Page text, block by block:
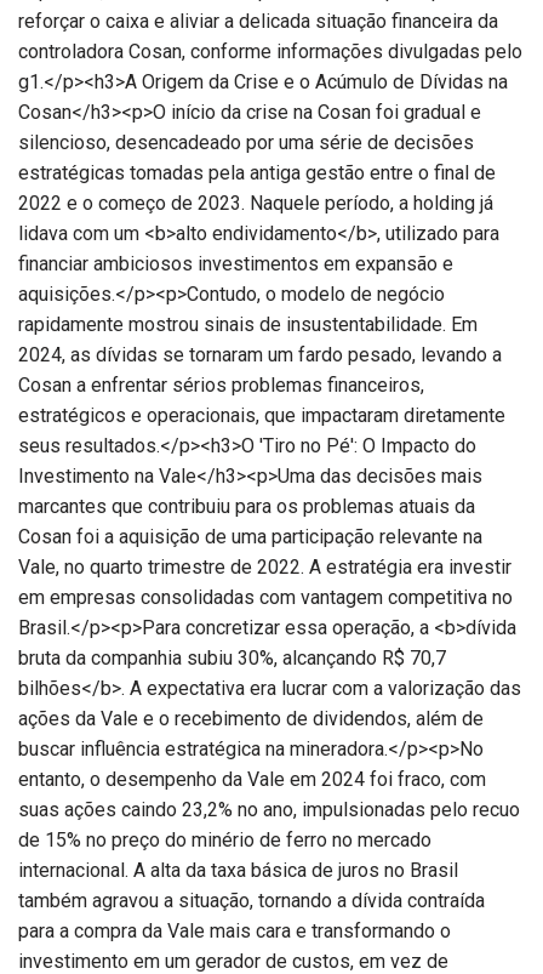
reforçar o caixa e aliviar a delicada situação financeira da
controladora Cosan, conforme informações divulgadas pelo
g1.</p><h3>A Origem da Crise e o Acúmulo de Dívidas na
Cosan</h3><p>O início da crise na Cosan foi gradual e
silencioso, desencadeado por uma série de decisões
estratégicas tomadas pela antiga gestão entre o final de
2022 e o começo de 2023. Naquele período, a holding já
lidava com um <b>alto endividamento</b>, utilizado para
financiar ambiciosos investimentos em expansão e
aquisições.</p><p>Contudo, o modelo de negócio
rapidamente mostrou sinais de insustentabilidade. Em
2024, as dívidas se tornaram um fardo pesado, levando a
Cosan a enfrentar sérios problemas financeiros,
estratégicos e operacionais, que impactaram diretamente
seus resultados.</p><h3>O 'Tiro no Pé': O Impacto do
Investimento na Vale</h3><p>Uma das decisões mais
marcantes que contribuiu para os problemas atuais da
Cosan foi a aquisição de uma participação relevante na
Vale, no quarto trimestre de 2022. A estratégia era investir
em empresas consolidadas com vantagem competitiva no
Brasil.</p><p>Para concretizar essa operação, a <b>dívida
bruta da companhia subiu 30%, alcançando R$ 70,7
bilhões</b>. A expectativa era lucrar com a valorização das
ações da Vale e o recebimento de dividendos, além de
buscar influência estratégica na mineradora.</p><p>No
entanto, o desempenho da Vale em 2024 foi fraco, com
suas ações caindo 23,2% no ano, impulsionadas pelo recuo
de 15% no preço do minério de ferro no mercado
internacional. A alta da taxa básica de juros no Brasil
também agravou a situação, tornando a dívida contraída
para a compra da Vale mais cara e transformando o
investimento em um gerador de custos, em vez de